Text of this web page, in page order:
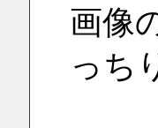
画像
っち